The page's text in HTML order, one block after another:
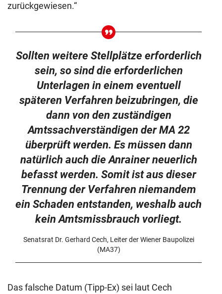
zurückgewiesen.“
Sollten weitere Stellplätze erforderlich
sein, so sind die erforderlichen
Unterlagen in einem eventuell
späteren Verfahren beizubringen, die
dann von den zuständigen
Amtssachverständigen der MA 22
überprüft werden. Es müssen dann
natürlich auch die Anrainer neuerlich
befasst werden. Somit ist aus dieser
Trennung der Verfahren niemandem
ein Schaden entstanden, weshalb auch
kein Amtsmissbrauch vorliegt.
Senatsrat Dr. Gerhard Cech, Leiter der Wiener Baupolizei
(MA37)
Das falsche Datum (Tipp-Ex) sei laut Cech